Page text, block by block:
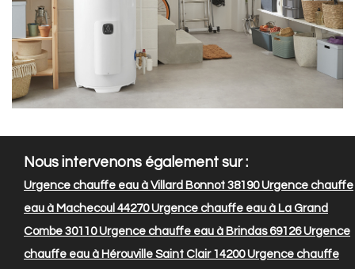
Nous intervenons également sur :
Urgence chauffe eau à Villard Bonnot 38190Urgence chauffe
eau à Machecoul 44270Urgence chauffe eau à La Grand
Combe 30110Urgence chauffe eau à Brindas 69126Urgence
chauffe eau à Hérouville Saint Clair 14200Urgence chauffe